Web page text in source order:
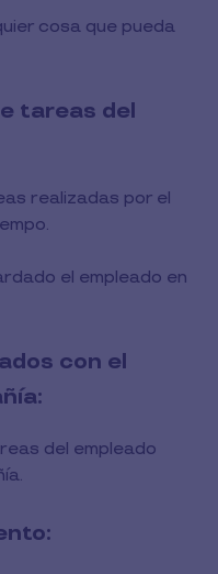
cosa que pueda
tareas del
realizadas por el
el empleado en
con el
del empleado